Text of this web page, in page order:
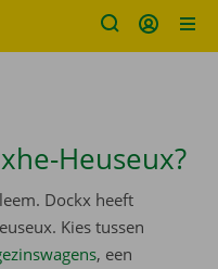
Heuseux?
Dockx heeft
Kies tussen
, een